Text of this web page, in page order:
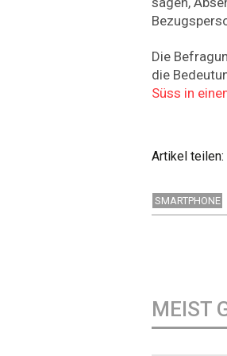
Die
die
Süss in
Artikel teilen:
SMARTPHONE
MEIST